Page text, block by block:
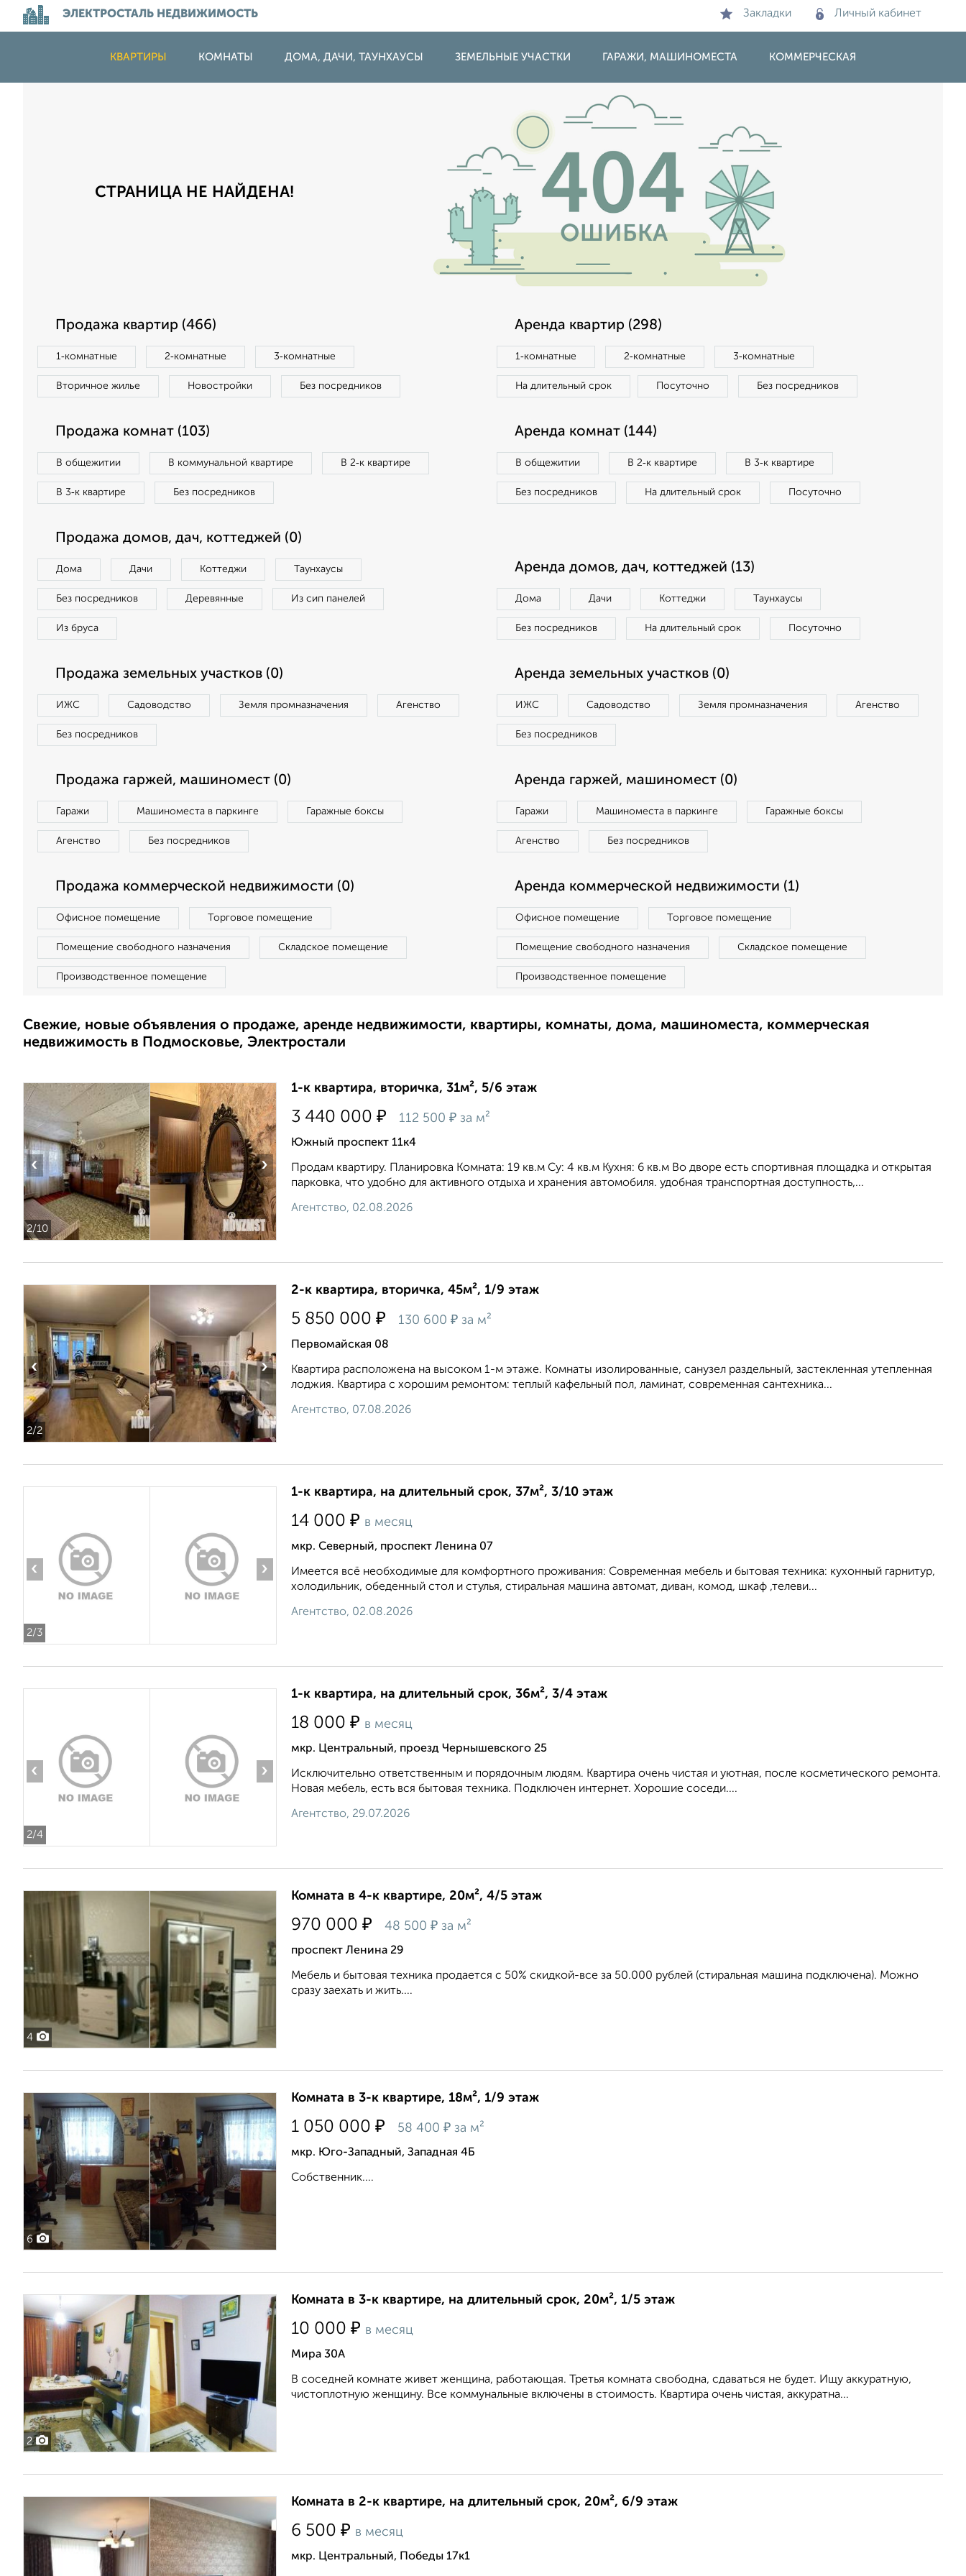
ЭЛЕКТРОСТАЛЬ НЕДВИЖИМОСТЬ Закладки Личный кабинет
КВАРТИРЫ КОМНАТЫ ДОМА, ДАЧИ, ТАУНХАУСЫ ЗЕМЕЛЬНЫЕ УЧАСТКИ ГАРАЖИ, МАШИНОМЕСТА КОММЕРЧЕСКАЯ
СТРАНИЦА НЕ НАЙДЕНА!
Продажа квартир (466)
1‑комнатные 2‑комнатные 3‑комнатные
Вторичное жилье Новостройки Без посредников
Аренда квартир (298)
1‑комнатные 2‑комнатные 3‑комнатные
На длительный срок Посуточно Без посредников
Продажа комнат (103)
В общежитии В коммунальной квартире В 2‑к квартире
В 3‑к квартире Без посредников
Аренда комнат (144)
В общежитии В 2‑к квартире В 3‑к квартире
Без посредников На длительный срок Посуточно
Продажа домов, дач, коттеджей (0)
Дома Дачи Коттеджи Таунхаусы
Без посредников Деревянные Из сип панелей
Из бруса
Аренда домов, дач, коттеджей (13)
Дома Дачи Коттеджи Таунхаусы
Без посредников На длительный срок Посуточно
Продажа земельных участков (0)
ИЖС Садоводство Земля промназначения Агенство
Без посредников
Аренда земельных участков (0)
ИЖС Садоводство Земля промназначения Агенство
Без посредников
Продажа гаржей, машиномест (0)
Гаражи Машиноместа в паркинге Гаражные боксы
Агенство Без посредников
Аренда гаржей, машиномест (0)
Гаражи Машиноместа в паркинге Гаражные боксы
Агенство Без посредников
Продажа коммерческой недвижимости (0)
Офисное помещение Торговое помещение
Помещение свободного назначения Складское помещение
Производственное помещение
Аренда коммерческой недвижимости (1)
Офисное помещение Торговое помещение
Помещение свободного назначения Складское помещение
Производственное помещение
Свежие, новые объявления о продаже, аренде недвижимости, квартиры, комнаты, дома, машиноместа, коммерческая
недвижимость в Подмосковье, Электростали
2/10
‹ ›
1-к квартира, вторичка, 31м², 5/6 этаж
3 440 000 ₽ 112 500 ₽ за м²
Южный проспект 11к4
Продам квартиру. Планировка Комната: 19 кв.м Су: 4 кв.м Кухня: 6 кв.м Во дворе есть спортивная площадка и открытая
парковка, что удобно для активного отдыха и хранения автомобиля. удобная транспортная доступность,...
Агентство, 02.08.2026
2/2
‹ ›
2-к квартира, вторичка, 45м², 1/9 этаж
5 850 000 ₽ 130 600 ₽ за м²
Первомайская 08
Квартира расположена на высоком 1-м этаже. Комнаты изолированные, санузел раздельный, застекленная утепленная
лоджия. Квартира с хорошим ремонтом: теплый кафельный пол, ламинат, современная сантехника...
Агентство, 07.08.2026
2/3
‹ ›
1-к квартира, на длительный срок, 37м², 3/10 этаж
14 000 ₽ в месяц
мкр. Северный, проспект Ленина 07
Имеется всё необходимые для комфортного проживания: Современная мебель и бытовая техника: кухонный гарнитур,
холодильник, обеденный стол и стулья, стиральная машина автомат, диван, комод, шкаф ,телеви...
Агентство, 02.08.2026
2/4
‹ ›
1-к квартира, на длительный срок, 36м², 3/4 этаж
18 000 ₽ в месяц
мкр. Центральный, проезд Чернышевского 25
Исключительно ответственным и порядочным людям. Квартира очень чистая и уютная, после косметического ремонта.
Новая мебель, есть вся бытовая техника. Подключен интернет. Хорошие соседи....
Агентство, 29.07.2026
4
Комната в 4-к квартире, 20м², 4/5 этаж
970 000 ₽ 48 500 ₽ за м²
проспект Ленина 29
Мебель и бытовая техника продается с 50% скидкой-все за 50.000 рублей (стиральная машина подключена). Можно
сразу заехать и жить....
6
Комната в 3-к квартире, 18м², 1/9 этаж
1 050 000 ₽ 58 400 ₽ за м²
мкр. Юго-Западный, Западная 4Б
Собственник....
2
Комната в 3-к квартире, на длительный срок, 20м², 1/5 этаж
10 000 ₽ в месяц
Мира 30А
В соседней комнате живет женщина, работающая. Третья комната свободна, сдаваться не будет. Ищу аккуратную,
чистоплотную женщину. Все коммунальные включены в стоимость. Квартира очень чистая, аккуратна...
Комната в 2-к квартире, на длительный срок, 20м², 6/9 этаж
6 500 ₽ в месяц
мкр. Центральный, Победы 17к1